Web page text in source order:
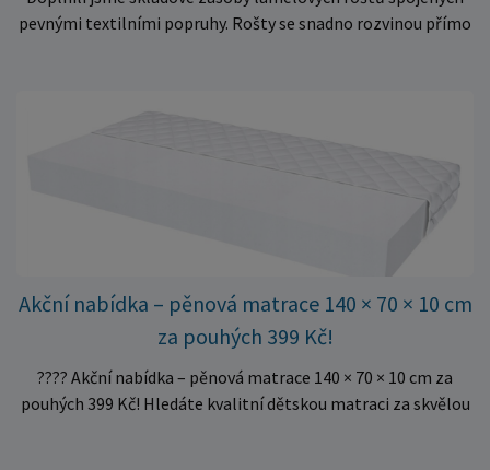
pevnými textilními popruhy. Rošty se snadno rozvinou přímo
množství kusů, proto můžeme objednávky rychle expedovat.
Vyberte si vhodný rozměr a dopřejte své matraci kvalitní
podklad za výhodnou cenu.
Akční nabídka – pěnová matrace 140 × 70 × 10 cm
za pouhých 399 Kč!
???? Akční nabídka – pěnová matrace 140 × 70 × 10 cm za
pouhých 399 Kč! Hledáte kvalitní dětskou matraci za skvělou